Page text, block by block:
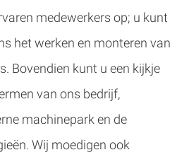
medewerkers op; u kunt
het werken en monteren van
Bovendien kunt u een kijkje
van ons bedrijf,
machinepark en de
Wij moedigen ook